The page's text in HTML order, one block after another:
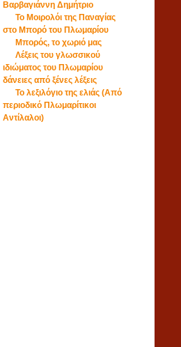
Βαρβαγιάννη Δημήτριο
Το Μοιρολόι της Παναγίας
στο Μπορό του Πλωμαρίου
Μπορός, το χωριό μας
Λέξεις του γλωσσικού
ιδιώματος του Πλωμαρίου
δάνειες από ξένες λέξεις
Το λεξιλόγιο της ελιάς (Από
περιοδικό Πλωμαρίτικοι
Αντίλαλοι)